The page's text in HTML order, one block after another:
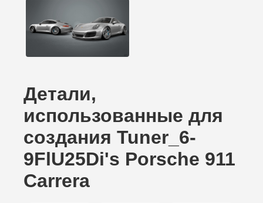
Детали,
использованные для
создания Tuner_6-
9FlU25Di's Porsche 911
Carrera